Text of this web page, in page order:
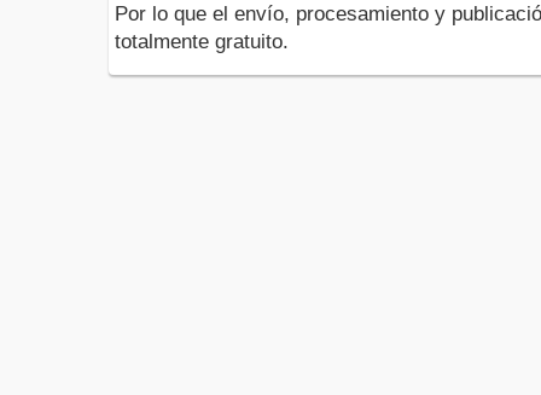
Por lo que el envío, procesamiento y
totalmente gratuito.